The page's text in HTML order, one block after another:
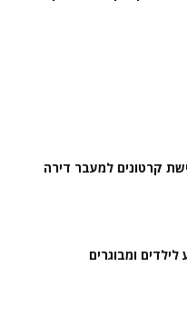
קרטונים למעבר דירה
ומבוגרים